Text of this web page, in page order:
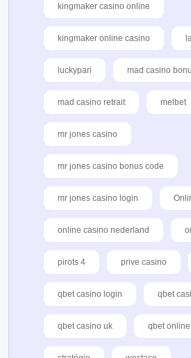
kingmaker casino online
kingmaker online casino
luckypari mad casino
mad casino retrait melbet
mr jones casino
mr jones casino bonus code
mr jones casino login
online casino nederland
pirots 4 prive casino
qbet casino login qbet
qbet casino uk qbet